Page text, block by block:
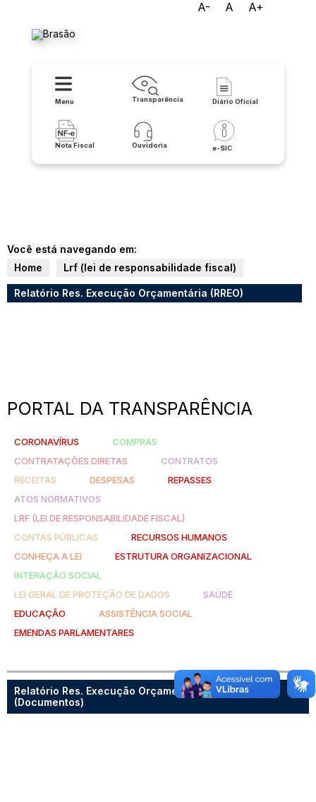
A- A A+
Menu Transparência Diário Oficial
Nota Fiscal Ouvidoria e-SIC
Você está navegando em:
Home
Lrf (lei de responsabilidade fiscal)
Relatório Res. Execução Orçamentária (RREO)
PORTAL DA TRANSPARÊNCIA
CORONAVÍRUS
COMPRAS
CONTRATAÇÕES DIRETAS
CONTRATOS
RECEITAS
DESPESAS
REPASSES
ATOS NORMATIVOS
LRF (LEI DE RESPONSABILIDADE FISCAL)
CONTAS PÚBLICAS
RECURSOS HUMANOS
CONHEÇA A LEI
ESTRUTURA ORGANIZACIONAL
INTERAÇÃO SOCIAL
LEI GERAL DE PROTEÇÃO DE DADOS
SAÚDE
EDUCAÇÃO
ASSISTÊNCIA SOCIAL
EMENDAS PARLAMENTARES
Relatório Res. Execução Orçamentária (RREO)
(Documentos)